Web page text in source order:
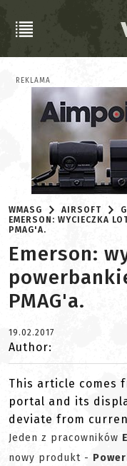
REKLAMA
WMASG AIRSOFT
EMERSON: WYCIECZKA
PMAG'A.
Emerson:
PMAG'a.
19.02.2017
Author:
This article comes
portal and its
deviate from
Jeden z pracowników
nowy produkt -